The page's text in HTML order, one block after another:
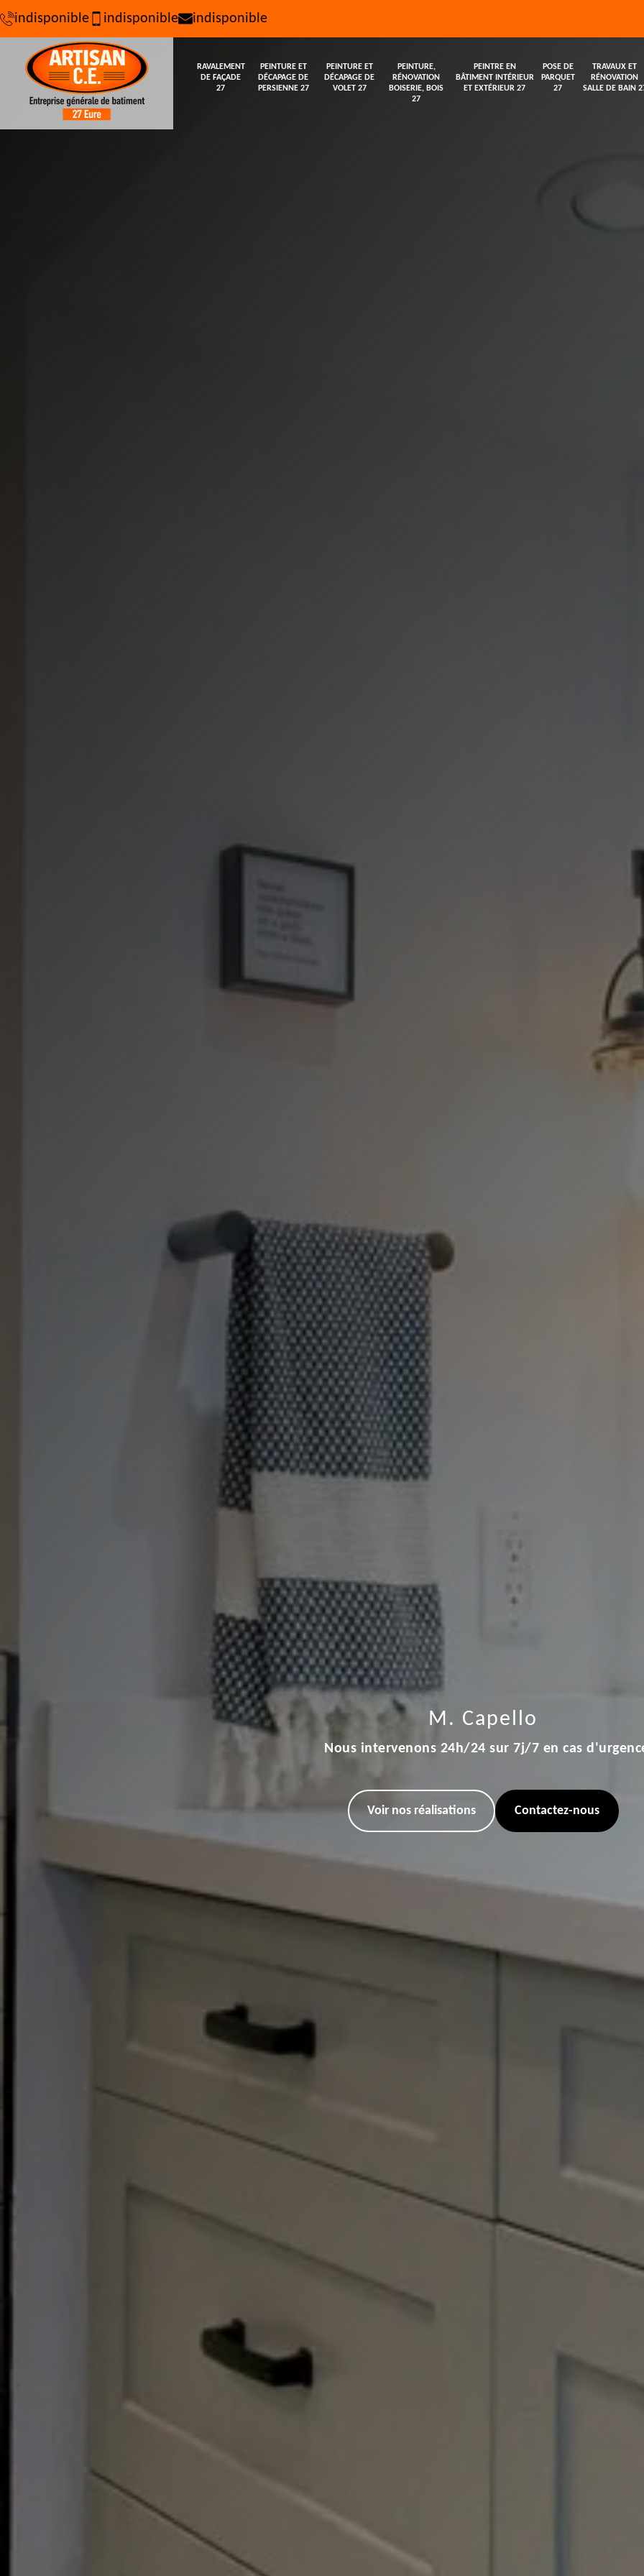
indisponible indisponible indisponible
RAVALEMENT
DE FAÇADE
27
PEINTURE ET
DÉCAPAGE DE
PERSIENNE 27
PEINTURE ET
DÉCAPAGE DE
VOLET 27
PEINTURE,
RÉNOVATION
BOISERIE, BOIS
27
PEINTRE EN
BÂTIMENT INTÉRIEUR
ET EXTÉRIEUR 27
POSE DE
PARQUET
27
TRAVAUX ET
RÉNOVATION
SALLE DE BAIN
M. Capello
Nous intervenons 24h/24 sur 7j/7 en cas
Voir nos réalisations Contactez-nous